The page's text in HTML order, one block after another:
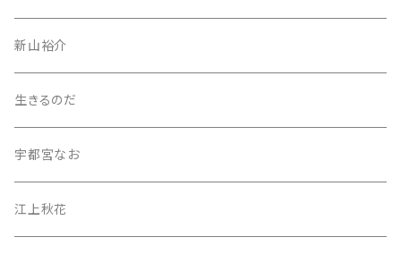
新山裕介
生きるのだ
宇都宮なお
江上秋花